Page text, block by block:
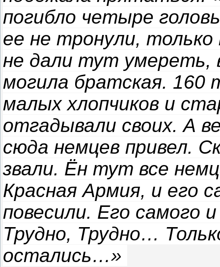
погибло четыре
ее не тронули,
не дали тут умереть,
могила братская. 160
малых хлопчиков и
отгадывали своих. А
сюда немцев привел.
звали. Ён тут все
Красная Армия, и его
повесили. Его самого
Трудно, Трудно…
остались…»